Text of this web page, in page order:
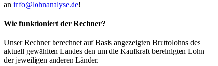
an info@lohnanalyse.de!
Wie funktioniert der Rechner?
Unser Rechner berechnet auf Basis angezeigten Bruttolohns des
aktuell gewählten Landes den um die Kaufkraft bereinigten Lohn
der jeweiligen anderen Länder.